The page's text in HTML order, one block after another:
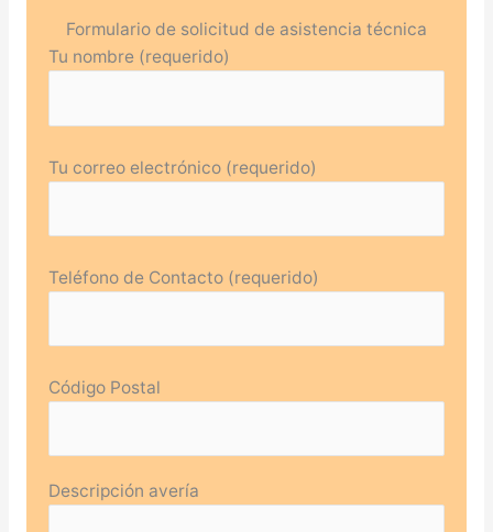
Formulario de solicitud de asistencia técnica
Tu nombre (requerido)
Tu correo electrónico (requerido)
Teléfono de Contacto (requerido)
Código Postal
Descripción avería